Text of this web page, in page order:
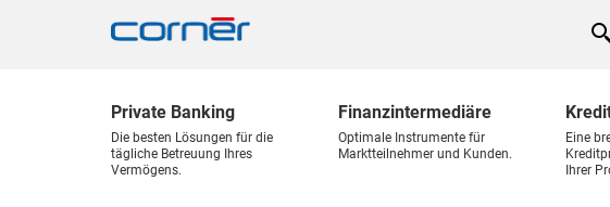
Private Banking
Die besten Lösungen für die
tägliche Betreuung Ihres
Vermögens.
Finanzintermediäre
Optimale Instrumente für
Marktteilnehmer und Kunden.
Eine
Ihrer